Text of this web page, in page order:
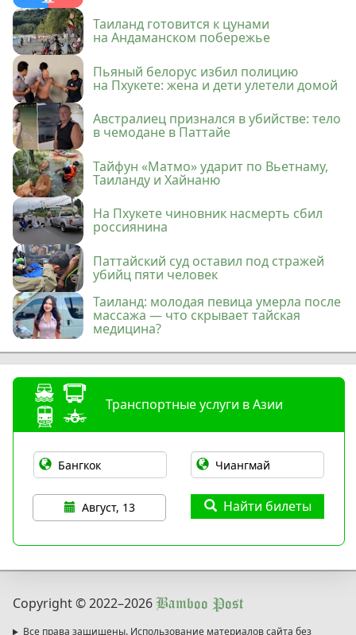
Таиланд готовится к цунами
на Андаманском побережье
Пьяный белорус избил полицию
на Пхукете: жена и дети улетели домой
Австралиец признался в убийстве: тело
в чемодане в Паттайе
Тайфун «Матмо» ударит по Вьетнаму,
Таиланду и Хайнаню
На Пхукете чиновник насмерть сбил
россиянина
Паттайский суд оставил под стражей
убийц пяти человек
Таиланд: молодая певица умерла после
массажа — что скрывает тайская
медицина?
Транспортные услуги в Азии
Август, 13 Найти билеты
Copyright © 2022–2026 Bamboo Post
Все права защищены. Использование материалов сайта без